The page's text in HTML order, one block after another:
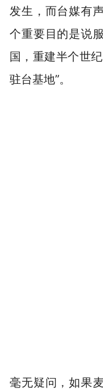
发生，而台媒有
个重要目的是说
国，重建半个世
驻台基地”。
毫无疑问，如果